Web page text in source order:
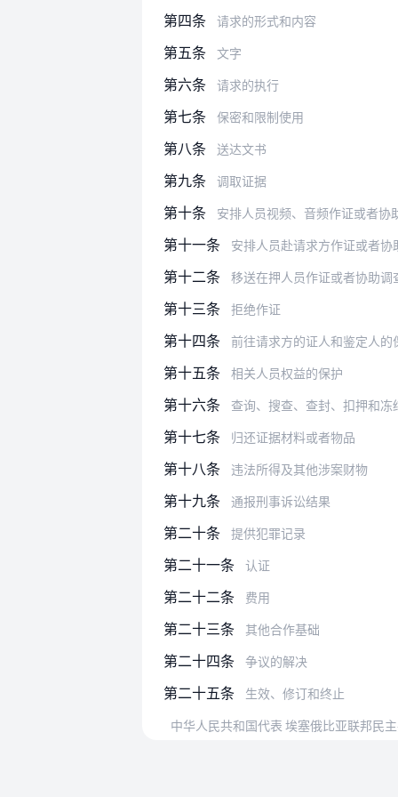
第四条 请求的形式和内容
第五条 文字
第六条 请求的执行
第七条 保密和限制使用
第八条 送达文书
第九条 调取证据
第十条 安排人员视频、音频作证或者协
第十一条 安排人员赴请求方作证或者协
第十二条 移送在押人员作证或者协助调
第十三条 拒绝作证
第十四条 前往请求方的证人和鉴定人的
第十五条 相关人员权益的保护
第十六条 查询、搜查、查封、扣押和冻
第十七条 归还证据材料或者物品
第十八条 违法所得及其他涉案财物
第十九条 通报刑事诉讼结果
第二十条 提供犯罪记录
第二十一条 认证
第二十二条 费用
第二十三条 其他合作基础
第二十四条 争议的解决
第二十五条
生效、修订和终止
中华人民共和国代表 埃塞俄比亚联邦民